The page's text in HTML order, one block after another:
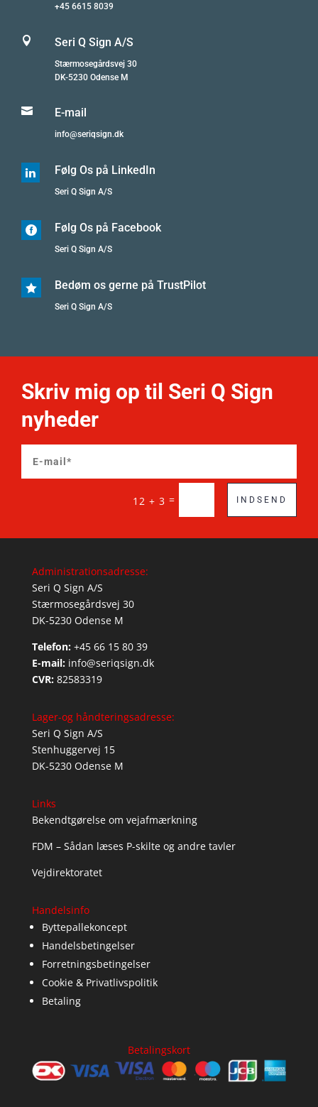
+45 6615 8039
 Seri Q Sign A/S
Stærmosegårdsvej 30
DK-5230 Odense M
 E-mail
info@seriqsign.dk
 Følg Os på LinkedIn
Seri Q Sign A/S
 Følg Os på Facebook
Seri Q Sign A/S
 Bedøm os gerne på TrustPilot
Seri Q Sign A/S
Skriv mig op til Seri Q Sign
nyheder
12 + 3 = INDSEND
Administrationsadresse:
Seri Q Sign A/S
Stærmosegårdsvej 30
DK-5230 Odense M
Telefon: +45 66 15 80 39
E-mail: info@seriqsign.dk
CVR: 82583319
Lager-og håndteringsadresse:
Seri Q Sign A/S
Stenhuggervej 15
DK-5230 Odense M
Links
Bekendtgørelse om vejafmærkning
FDM – Sådan læses P-skilte og andre tavler
Vejdirektoratet
Handelsinfo
Byttepallekoncept
Handelsbetingelser
Forretningsbetingelser
Cookie & Privatlivspolitik
Betaling
Betalingskort